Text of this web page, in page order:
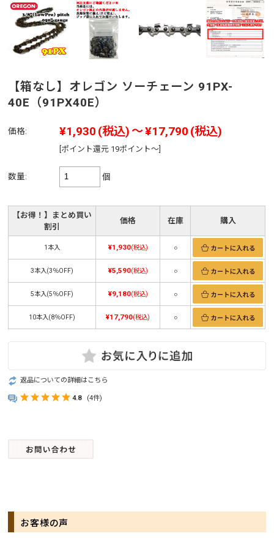
【箱なし】オレゴン ソーチェーン 91PX-
40E（91PX40E）
価格: ¥1,930 (税込) ～¥17,790 (税込)
[ポイント還元 19ポイント～]
数量: 個
【お得！】まとめ買い
割引
価格 在庫 購入
1本入 ¥1,930(税込) ○
3本入(3％OFF) ¥5,590(税込) ○
5本入(5％OFF) ¥9,180(税込) ○
10本入(8％OFF) ¥17,790(税込) ○
返品についての詳細はこちら
4.8 (4件)
お客様の声